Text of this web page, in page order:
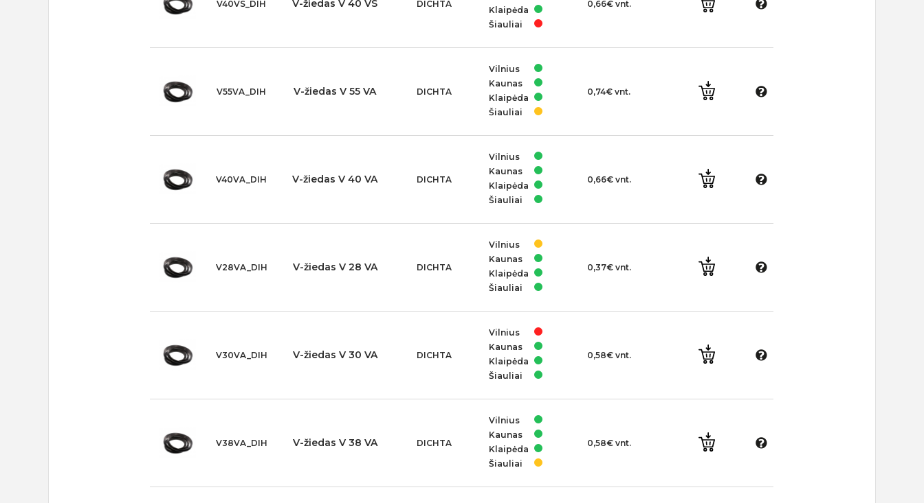
V40VS_DIH V-žiedas V 40 VS DICHTA
Klaipėda
Šiauliai
0,66€ vnt.
V55VA_DIH V-žiedas V 55 VA DICHTA
Vilnius
Kaunas
Klaipėda
Šiauliai
0,74€ vnt.
V40VA_DIH V-žiedas V 40 VA DICHTA
Vilnius
Kaunas
Klaipėda
Šiauliai
0,66€ vnt.
V28VA_DIH V-žiedas V 28 VA DICHTA
Vilnius
Kaunas
Klaipėda
Šiauliai
0,37€ vnt.
V30VA_DIH V-žiedas V 30 VA DICHTA
Vilnius
Kaunas
Klaipėda
Šiauliai
0,58€ vnt.
V38VA_DIH V-žiedas V 38 VA DICHTA
Vilnius
Kaunas
Klaipėda
Šiauliai
0,58€ vnt.